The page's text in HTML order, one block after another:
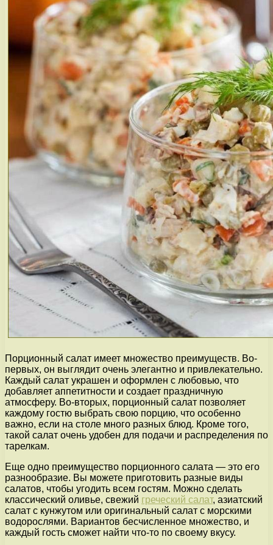
Порционный салат имеет множество преимуществ. Во-
первых, он выглядит очень элегантно и привлекательно.
Каждый салат украшен и оформлен с любовью, что
добавляет аппетитности и создает праздничную
атмосферу. Во-вторых, порционный салат позволяет
каждому гостю выбрать свою порцию, что особенно
важно, если на столе много разных блюд. Кроме того,
такой салат очень удобен для подачи и распределения по
тарелкам.
Еще одно преимущество порционного салата — это его
разнообразие. Вы можете приготовить разные виды
салатов, чтобы угодить всем гостям. Можно сделать
классический оливье, свежий греческий салат, азиатский
салат с кунжутом или оригинальный салат с морскими
водорослями. Вариантов бесчисленное множество, и
каждый гость сможет найти что-то по своему вкусу.